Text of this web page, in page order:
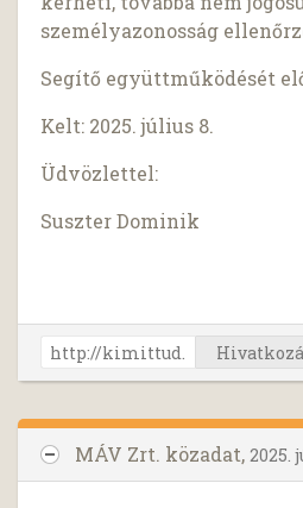
személyazonosság
Segítő együttműködését
Kelt: 2025. július 8.
Üdvözlettel:
Suszter Dominik
MÁV Zrt. közadat, 2025.